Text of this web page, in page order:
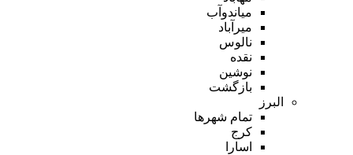
میاندوآب
میرآباد
نالوس
نقده
نوشین
بازگشت
البرز
تمام شهر‌ها
کرج
اسارا